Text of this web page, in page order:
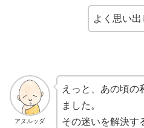
よく思い出
アヌルッダ
えっと、あの頃の
ました。
その迷いを解決す